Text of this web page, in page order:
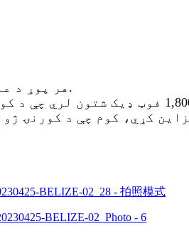
هر پوړ د عالي لیدونو سره لوی کړکۍ لري.